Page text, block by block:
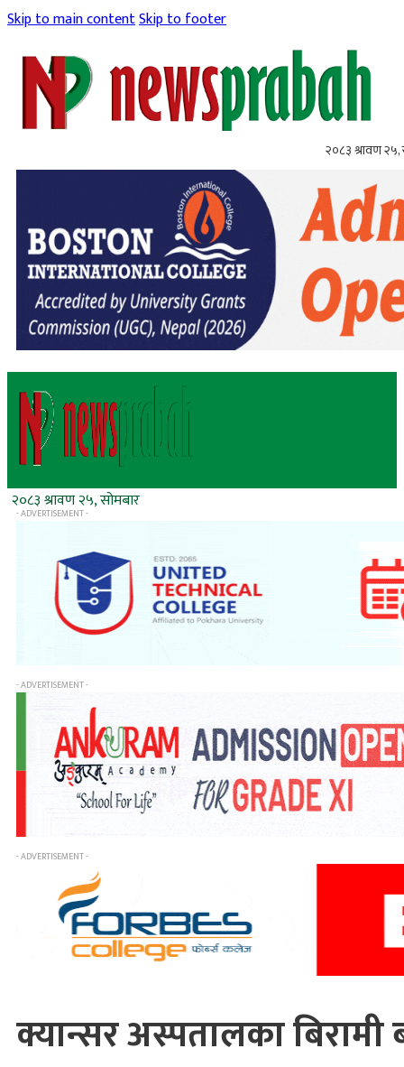
Skip to main contentSkip to footer
२०८३ श्रावण २५,
२०८३ श्रावण २५, सोमबार
- ADVERTISEMENT -
- ADVERTISEMENT -
- ADVERTISEMENT -
क्यान्सर अस्पतालका बिरामी